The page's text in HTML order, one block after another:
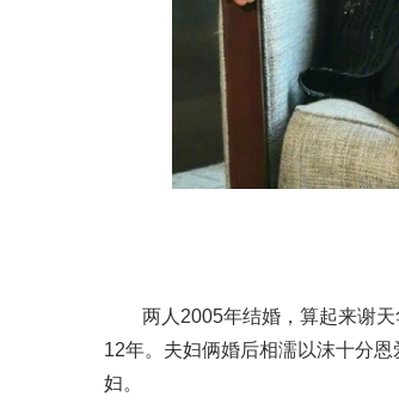
两人2005年结婚，算起来谢
12年。夫妇俩婚后相濡以沫十分
妇。